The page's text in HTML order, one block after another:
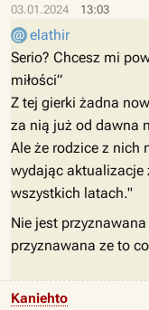
03.01.2024 13:03
elathir
Serio? Chcesz mi
miłości”
Z tej gierki żadna
za nią już od dawna
Ale że rodzice z nich
wydając aktualizacje
wszystkich latach."
Nie jest
przyznawana ze to
Kaniehto